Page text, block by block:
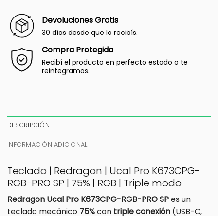
Devoluciones Gratis
30 días desde que lo recibís.
Compra Protegida
Recibí el producto en perfecto estado o te
reintegramos.
DESCRIPCIÓN
INFORMACIÓN ADICIONAL
Teclado | Redragon | Ucal Pro K673CPG-
RGB-PRO SP | 75% | RGB | Triple modo
Redragon Ucal Pro K673CPG-RGB-PRO SPes un
teclado mecánico 75%con triple conexión (USB-C,